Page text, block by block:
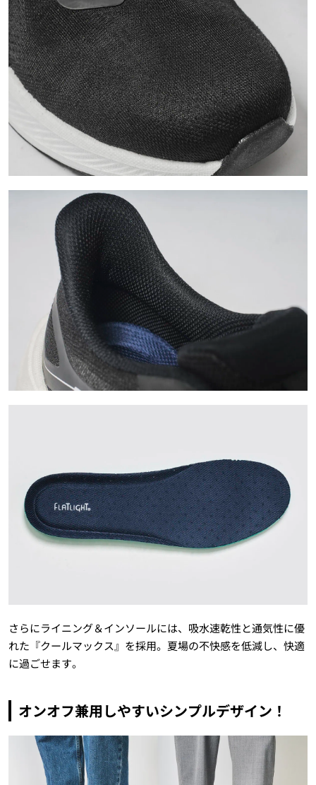
さらにライニング＆インソールには、吸水速乾性と通気性に優
れた『クールマックス』を採用。夏場の不快感を低減し、快適
に過ごせます。
オンオフ兼用しやすいシンプルデザイン！